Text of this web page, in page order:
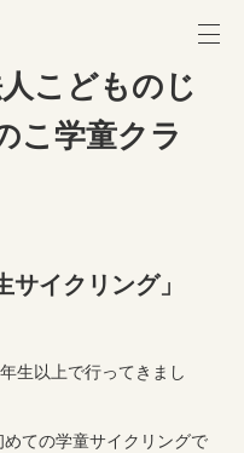
こどものじ
学童クラ
イクリング」
生以上で行ってきまし
ての学童サイクリングで